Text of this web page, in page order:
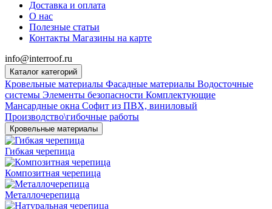
Доставка и оплата
О нас
Полезные статьи
Контакты Магазины на карте
info@interroof.ru
Каталог категорий
Кровельные материалы Фасадные материалы Водосточные
системы Элементы безопасности Комплектующие
Мансардные окна Софит из ПВХ, виниловый
Производство\гибочные работы
Кровельные материалы
Гибкая черепица
Композитная черепица
Металлочерепица